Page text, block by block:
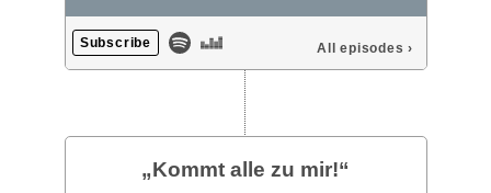
Subscribe All episodes ›
„Kommt alle zu mir!“